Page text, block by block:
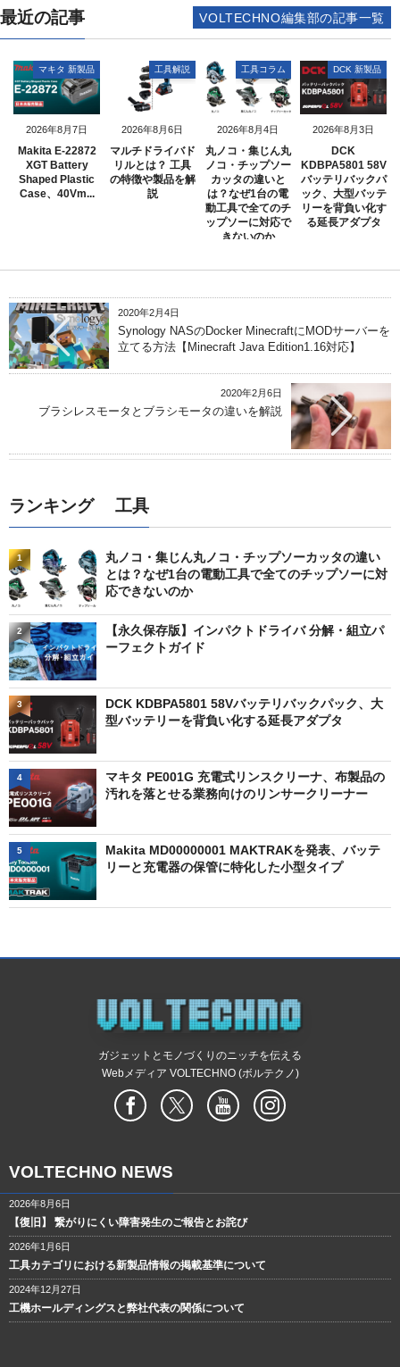
最近の記事
2026年8月7日
マキタ 新製品
Makita E-22872
XGT Battery
Shaped Plastic
Case、40Vm...
2026年8月6日
工具解説
マルチドライバド
リルとは？ 工具
の特徴や製品を解
説
2026年8月4日
工具コラム
丸ノコ・集じん丸
ノコ・チップソー
カッタの違いと
は？なぜ1台の電
動工具で全てのチ
ップソーに対応で
きないのか
2026年8月3日
DCK 新製品
DCK
KDBPA5801 58V
バッテリバックパ
ック、大型バッテ
リーを背負い化す
る延長アダプタ
VOLTECHNO編集部の記事一覧
2020年2月4日
Synology NASのDocker MinecraftにMODサーバーを
立てる方法【Minecraft Java Edition1.16対応】
2020年2月6日
ブラシレスモータとブラシモータの違いを解説
ランキング 工具
丸ノコ・集じん丸ノコ・チップソーカッタの違い
とは？なぜ1台の電動工具で全てのチップソーに対
応できないのか
1
【永久保存版】インパクトドライバ 分解・組立パ
ーフェクトガイド
2
DCK KDBPA5801 58Vバッテリバックパック、大
型バッテリーを背負い化する延長アダプタ
3
マキタ PE001G 充電式リンスクリーナ、布製品の
汚れを落とせる業務向けのリンサークリーナー
4
Makita MD00000001 MAKTRAKを発表、バッテ
リーと充電器の保管に特化した小型タイプ
5
ガジェットとモノづくりのニッチを伝える
Webメディア VOLTECHNO (ボルテクノ)
VOLTECHNO NEWS
2026年8月6日
【復旧】 繋がりにくい障害発生のご報告とお詫び
2026年1月6日
工具カテゴリにおける新製品情報の掲載基準について
2024年12月27日
工機ホールディングスと弊社代表の関係について